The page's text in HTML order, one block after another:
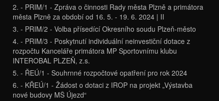
2. - PRIM/1 - Zpráva o činnosti Rady města Plzně a primátora
města Plzně za období od 16. 5. - 19. 6. 2024 | II
3. - PRIM/2 - Volba přísedící Okresního soudu Plzeň-město
4. - PRIM/3 - Poskytnutí individuální neinvestiční dotace z
rozpočtu Kanceláře primátora MP Sportovnímu klubu
INTEROBAL PLZEŇ, z.s.
5. - ŘEÚ/1 - Souhrnné rozpočtové opatření pro rok 2024
6. - KŘEÚ/1 - Žádost o dotaci z IROP na projekt „Výstavba
nové budovy MŠ Újezd“